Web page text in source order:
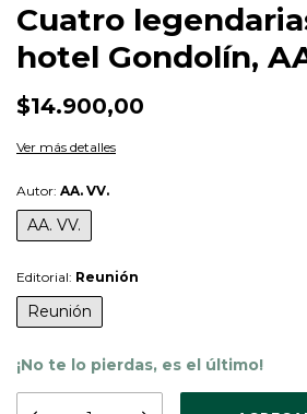
Cuatro
hotel Gondolín,
$14.900,00
Ver más detalles
Autor: AA. VV.
AA. VV.
Editorial: Reunión
Reunión
¡No te lo pierdas, es el último!